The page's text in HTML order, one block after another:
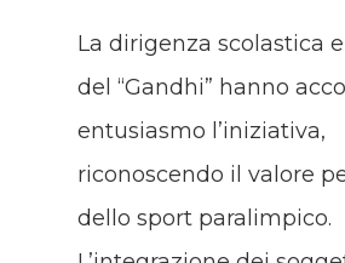
La dirigenza scolastica
del “Gandhi” hanno
entusiasmo l’iniziativa,
riconoscendo il valore
dello sport paralimpico.